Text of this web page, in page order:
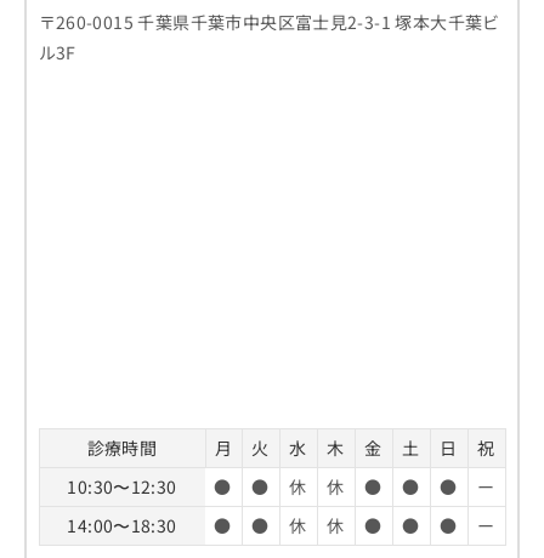
〒260-0015 千葉県千葉市中央区富士見2-3-1 塚本大千葉ビ
ル3F
診療時間 月 火 水 木 金 土 日
祝
10:30〜12:30
● ● 休 休 ● ● ●
ー
14:00〜18:30
● ● 休 休 ● ● ●
ー